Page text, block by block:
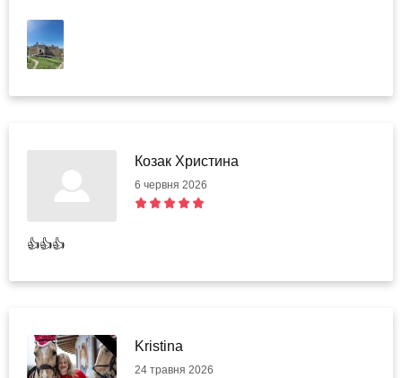
Козак Христина
6 червня 2026
👍👍👍
Kristina
24 травня 2026